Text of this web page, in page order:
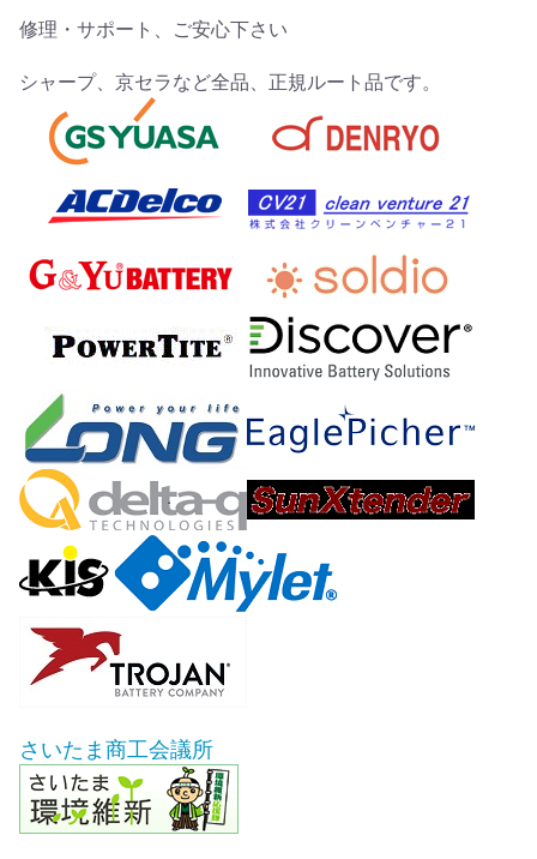
修理・サポート、ご安心下さい
シャープ、京セラなど全品、正規ルート品です。
さいたま商工会議所